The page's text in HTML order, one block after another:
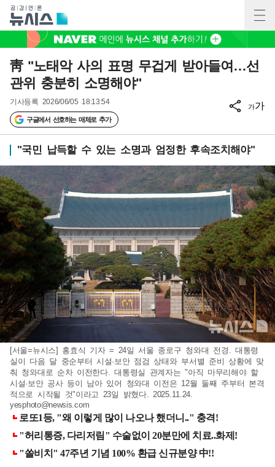
靑 "노태악 사의 표명 무겁게 받아들여…선
관위 충분히 소명해야"
기사등록 2026/06/05 18:13:54
구글에서 선호하는 매체로 추가
가가
"국민 납득할 수 있는 소명과 엄정한 후속조치해야"
[서울=뉴시스] 홍효식 기자 = 24일 서울 종로구 청와대 전경. 대통령
실이 다음 달 중순부터 시설·보안 점검 상태와 부서별 준비 상황에 맞
춰 청와대로 순차 이전한다. 대통령실 관계자는 "아직 마무리해야 할
시설·보안 공사 등이 남아 있어 청와대 이전은 12월 둘째 주부터 본격
적으로 시작될 것"이라고 23일 밝혔다. 2025.11.24.
yesphoto@newsis.com